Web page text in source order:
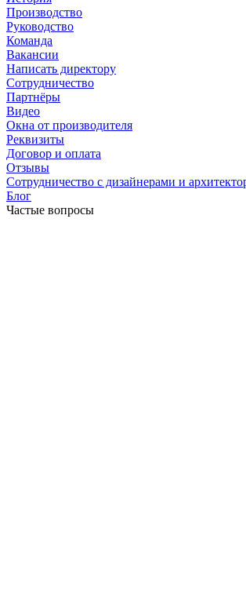
Производство
Руководство
Команда
Вакансии
Написать директору
Сотрудничество
Партнёры
Видео
Окна от производителя
Реквизиты
Договор и оплата
Отзывы
Сотрудничество с дизайнерами и
Блог
Частые вопросы